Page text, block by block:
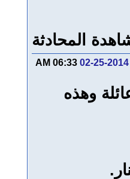
المحادثة
02-25-2014
06:33 AM
وهذه